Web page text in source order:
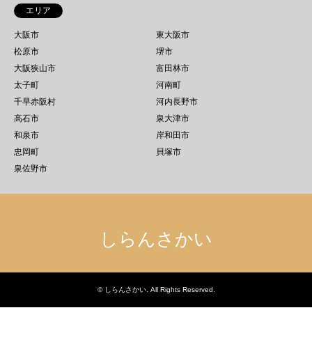
エリア
大阪市
東大阪市
松原市
堺市
大阪狭山市
富田林市
太子町
河南町
千早赤阪村
河内長野市
高石市
泉大津市
和泉市
岸和田市
忠岡町
貝塚市
泉佐野市
しらんさかい
© しらんさかい. All Rights Reserved.